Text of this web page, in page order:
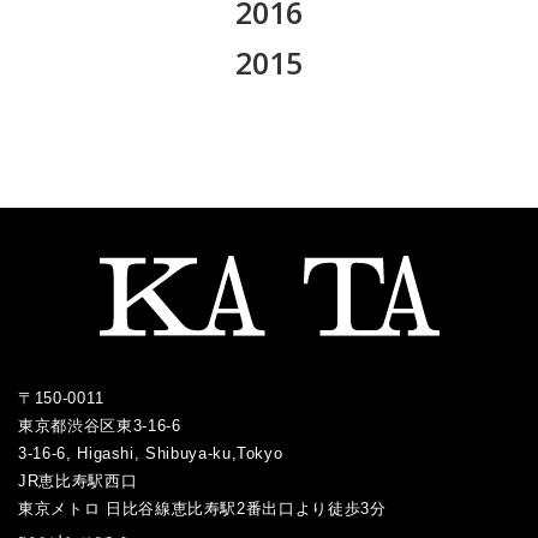
2021.07
2021.06
2021.02
2021.01
2020.07
2020.06
2020.01
2019.09
2019.08
2019.01
2018.09
2018.06
2018.04
2018.03
2017.11
2017.07
2017.06
2017.05
2017.04
2017.01
2016
2016.12
2016.04
2016.03
2016.02
2015
2015.08
2015.07
〒150-0011
東京都渋谷区東3-16-6
3-16-6, Higashi, Shibuya-ku,Tokyo
JR恵比寿駅西口
／
東京メトロ 日比谷線恵比寿駅2番出口より徒歩3分